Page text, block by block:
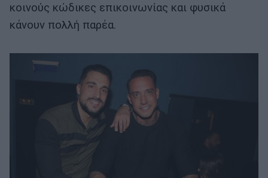
κοινούς κώδικες επικοινωνίας και φυσικά
κάνουν πολλή παρέα.